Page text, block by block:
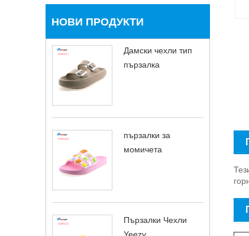
НОВИ ПРОДУКТИ
Дамски чехли тип
пързалка
пързалки за
момичета
Пързалки Чехли
Yeezy